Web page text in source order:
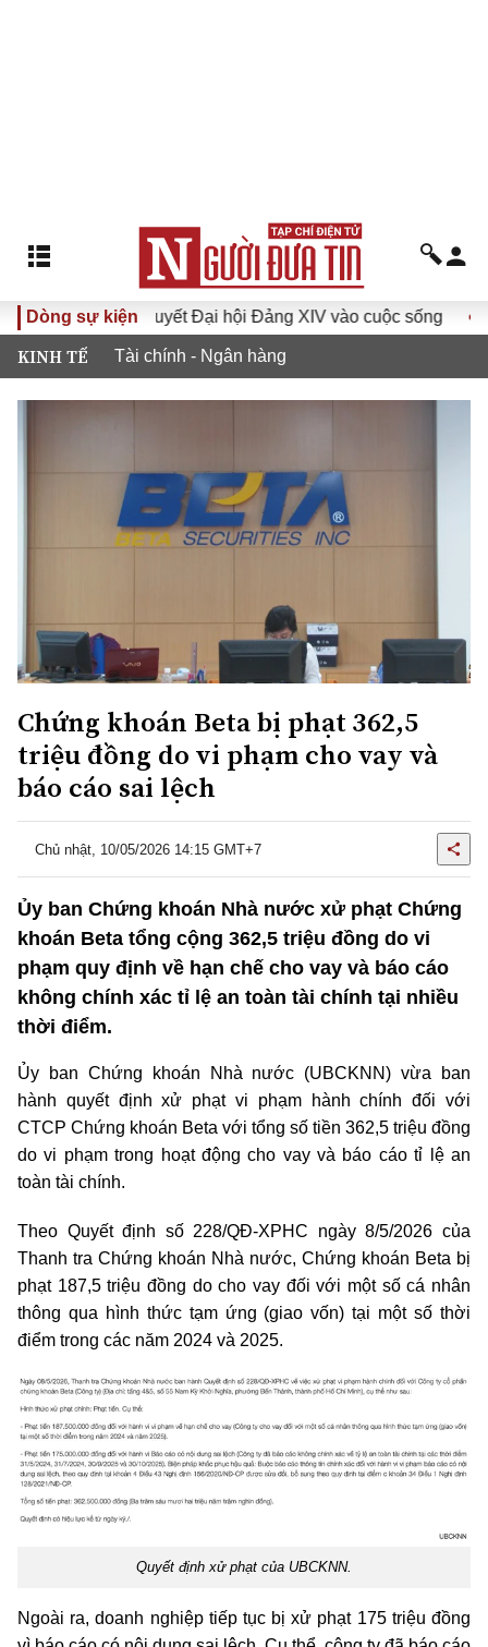
Dòng sự kiện
Đưa Nghị quyết Đại hội Đảng XIV vào cuộc sống
KINH TẾ Tài chính - Ngân hàng
Chứng khoán Beta bị phạt 362,5
triệu đồng do vi phạm cho vay và
báo cáo sai lệch
Chủ nhật, 10/05/2026 14:15 GMT+7
Ủy ban Chứng khoán Nhà nước xử phạt Chứng
khoán Beta tổng cộng 362,5 triệu đồng do vi
phạm quy định về hạn chế cho vay và báo cáo
không chính xác tỉ lệ an toàn tài chính tại nhiều
thời điểm.
Ủy ban Chứng khoán Nhà nước (UBCKNN) vừa ban
hành quyết định xử phạt vi phạm hành chính đối với
CTCP Chứng khoán Beta với tổng số tiền 362,5 triệu đồng
do vi phạm trong hoạt động cho vay và báo cáotỉ lệan
toàn tài chính.
Theo Quyết định số 228/QĐ-XPHC ngày 8/5/2026 của
Thanh tra Chứng khoán Nhà nước, Chứng khoán Beta bị
phạt 187,5 triệu đồng do cho vay đối với một số cá nhân
thông qua hình thức tạm ứng (giao vốn) tại một số thời
điểm trong các năm 2024 và 2025.
Quyết định xử phạt của UBCKNN.
Ngoài ra, doanh nghiệp tiếp tục bị xử phạt 175 triệu đồng